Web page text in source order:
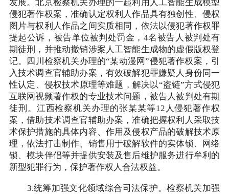
发展。北京检察机关办理的一起利用人工智能生成模型
侵犯著作权案，准确认定权利人作品具有独创性、侵权
图片与权利人作品之间实质相同，依法以侵犯著作权罪
提起公诉，被告单位被判处罚金，4名被告人被判处有
期徒刑，并推动撤销涉案人工智能生成物的虚假版权登
记。四川检察机关办理的“某动漫网”侵犯著作权案，引
入技术调查官辅助办案，有效破解犯罪嫌疑人身份同一
性认定、侵权技术原理等难题，解决以“盗链”方式侵犯
互联网视频著作权的专业技术问题，被告人被判处有期
徒刑。江西检察机关办理的张某某等12人侵犯著作权
案，借助技术调查官辅助办案，准确把握权利人采取技
术保护措施的具体内容、作用及侵权产品的破解技术原
理，依法打击制作、销售用于破解软件的实体锁、网络
锁、模块伴侣等并提供安装及售后维护服务进行牟利的
新型犯罪行为，保护著作权人合法权益。
3.统筹加强文化领域综合司法保护。检察机关加强